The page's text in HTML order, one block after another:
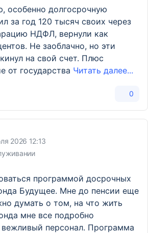
особенно долгосрочную
за год 120 тысяч своих через
НДФЛ, вернули как
Не заоблачно, но эти
на свой счет. Плюс
от государства Читать далее...
0
2026 12:13
программой досрочных
Будущее. Мне до пенсии еще
думать о том, на что жить
мне все подробно
вежливый персонал. Программа